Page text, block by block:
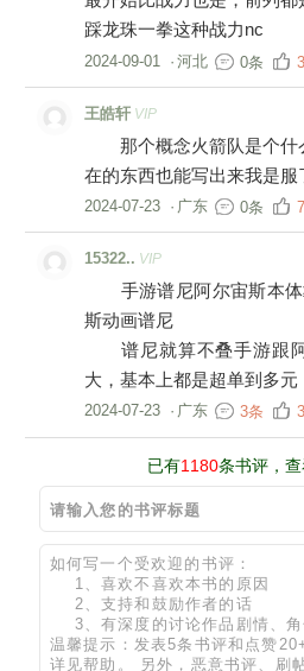
踩龙珠一拳这种战力nc
2024-09-01 · 河北 0条 3
王皓轩 VIP
那个概念火箭队是个什
在的东西也能写出来我是服
2024-07-23 · 广东 0条 7
15322.. VIP
手游谱尼阿尔宙斯本体
斯动画谱尼
谱尼就算不叠手游跟阿
大，基本上都是超单到多元
2024-07-23 · 广东 3条 3
已有1180条书评，